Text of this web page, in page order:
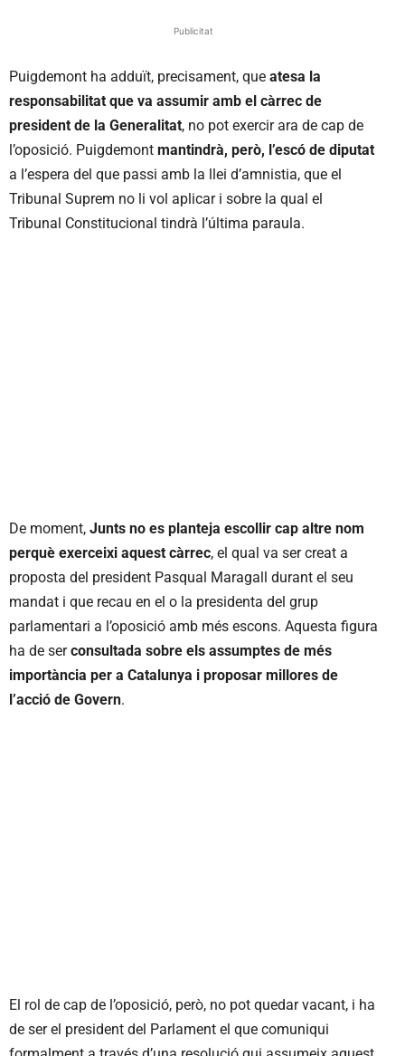
Publicitat
Puigdemont ha adduït, precisament, que atesa la
responsabilitat que va assumir amb el càrrec de
president de la Generalitat, no pot exercir ara de cap de
l’oposició. Puigdemont mantindrà, però, l’escó de diputat
a l’espera del que passi amb la llei d’amnistia, que el
Tribunal Suprem no li vol aplicar i sobre la qual el
Tribunal Constitucional tindrà l’última paraula.
De moment, Junts no es planteja escollir cap altre nom
perquè exerceixi aquest càrrec, el qual va ser creat a
proposta del president Pasqual Maragall durant el seu
mandat i que recau en el o la presidenta del grup
parlamentari a l’oposició amb més escons. Aquesta figura
ha de serconsultada sobre els assumptes de més
importància per a Catalunya i proposar millores de
l’acció de Govern.
El rol de cap de l’oposició, però, no pot quedar vacant, i ha
de ser el president del Parlament el que comuniqui